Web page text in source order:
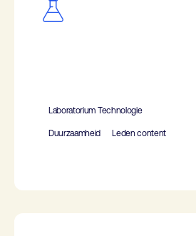
Laboratorium Technologie
Duurzaamheid Leden content